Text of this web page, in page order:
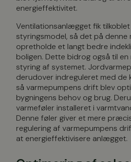
energieffektivitet.
Ventilationsanlægget fik
styringsmodel, så det på denne
opretholde et langt bedre
boligen. Dette bidrog også til
styring af systemet.
derudover indreguleret med de
så varmepumpens drift blev
bygningens behov og brug.
varmeføler installeret i
Denne føler giver et mere
regulering af varmepumpens
at energieffektivisere anlægget.